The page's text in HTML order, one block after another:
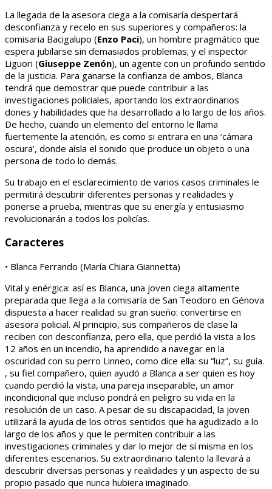
La llegada de la asesora ciega a la comisaría despertará
desconfianza y recelo en sus superiores y compañeros: la
comisaria Bacigalupo (Enzo Paci), un hombre pragmático que
espera jubilarse sin demasiados problemas; y el inspector
Liguori (Giuseppe Zenón), un agente con un profundo sentido
de la justicia. Para ganarse la confianza de ambos, Blanca
tendrá que demostrar que puede contribuir a las
investigaciones policiales, aportando los extraordinarios
dones y habilidades que ha desarrollado a lo largo de los años.
De hecho, cuando un elemento del entorno le llama
fuertemente la atención, es como si entrara en una ‘cámara
oscura’, donde aísla el sonido que produce un objeto o una
persona de todo lo demás.
Su trabajo en el esclarecimiento de varios casos criminales le
permitirá descubrir diferentes personas y realidades y
ponerse a prueba, mientras que su energía y entusiasmo
revolucionarán a todos los policías.
Caracteres
• Blanca Ferrando (María Chiara Giannetta)
Vital y enérgica: así es Blanca, una joven ciega altamente
preparada que llega a la comisaría de San Teodoro en Génova
dispuesta a hacer realidad su gran sueño: convertirse en
asesora policial. Al principio, sus compañeros de clase la
reciben con desconfianza, pero ella, que perdió la vista a los
12 años en un incendio, ha aprendido a navegar en la
oscuridad con su perro Linneo, como dice ella: su “luz”, su guía.
, su fiel compañero, quien ayudó a Blanca a ser quien es hoy
cuando perdió la vista, una pareja inseparable, un amor
incondicional que incluso pondrá en peligro su vida en la
resolución de un caso. A pesar de su discapacidad, la joven
utilizará la ayuda de los otros sentidos que ha agudizado a lo
largo de los años y que le permiten contribuir a las
investigaciones criminales y dar lo mejor de sí misma en los
diferentes escenarios. Su extraordinario talento la llevará a
descubrir diversas personas y realidades y un aspecto de su
propio pasado que nunca hubiera imaginado.